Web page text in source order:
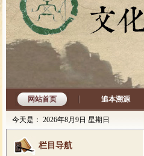
网站首页 追本溯源
今天是： 2026年8月9日 星期日
栏目导航